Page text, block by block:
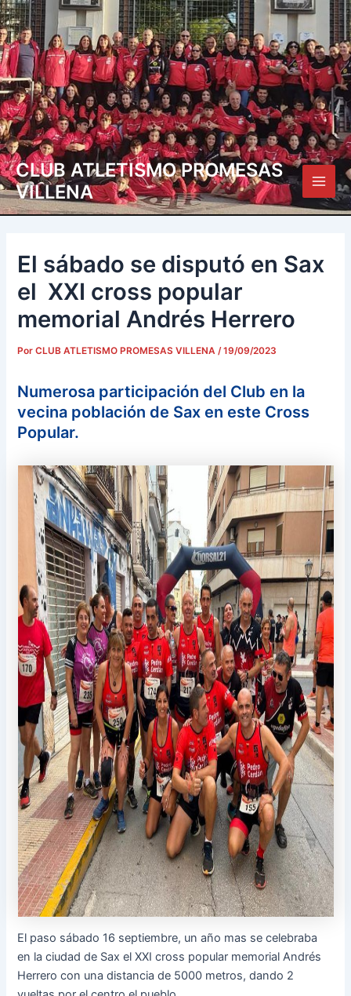
Ir
al
contenido
CLUB ATLETISMO PROMESAS
VILLENA
Main
El sábado se disputó en Sax
el XXI cross popular
memorial Andrés Herrero
PorCLUB ATLETISMO PROMESAS VILLENA/19/09/2023
Numerosa participación del Club en la
vecina población de Sax en este Cross
Popular.
El paso sábado 16 septiembre, un año mas se celebraba
en la ciudad de Sax el XXI cross popular memorial Andrés
Herrero con una distancia de 5000 metros, dando 2
Navegación
de
entradas